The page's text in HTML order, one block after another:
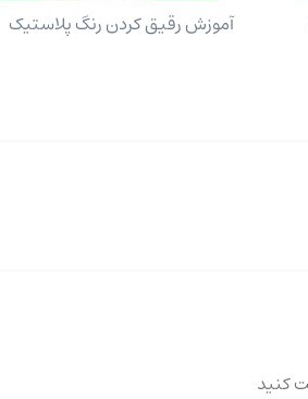
آموزش رقیق کردن رنگ پلاستیک